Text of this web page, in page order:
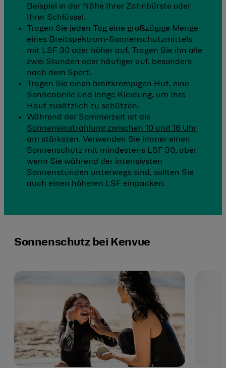
Beispiel in der Nähe Ihrer Zahnbürste oder
Ihrer Schlüssel.
Tragen Sie jeden Tag eine großzügige Menge
eines Breitspektrum-Sonnenschutzmittels
mit LSF 30 oder höher auf. Tragen Sie ihn alle
zwei Stunden oder häufiger auf, besonders
nach dem Sport.
Tragen Sie einen breitkrempigen Hut, eine
Sonnenbrille und lange Kleidung, um Ihre
Haut zusätzlich zu schützen.
Während der Sommerzeit ist die
Sonneneinstrahlung zwischen 10 und 16 Uhr
am stärksten. Verwenden Sie immer einen
Sonnenschutz mit mindestens LSF 30, aber
wenn Sie während der intensivsten
Sonnenstunden unterwegs sind, sollten Sie
auch einen höheren LSF einpacken.
Sonnenschutz bei Kenvue